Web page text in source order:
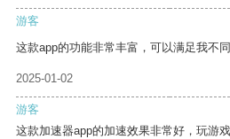
游客
这款app的功能非常丰富，可以满足我不同
2025-01-02
游客
这款加速器app的加速效果非常好，玩游